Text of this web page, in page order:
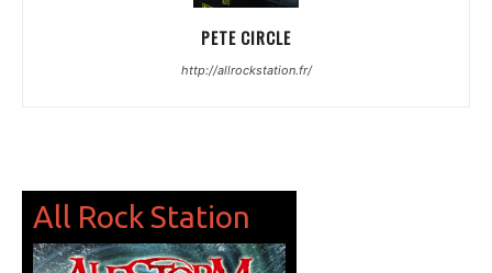
PETE CIRCLE
http://allrockstation.fr/